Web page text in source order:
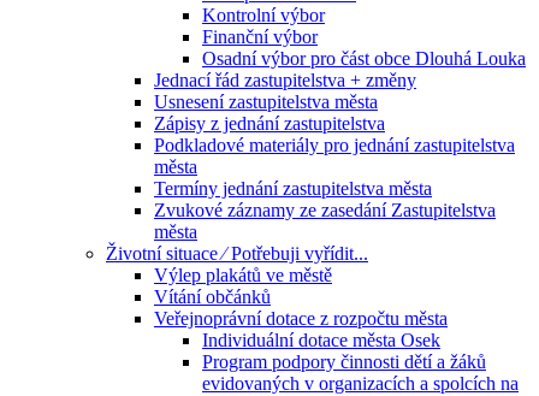
Kontrolní výbor
Finanční výbor
Osadní výbor pro část obce Dlouhá Louka
Jednací řád zastupitelstva + změny
Usnesení zastupitelstva města
Zápisy z jednání zastupitelstva
Podkladové materiály pro jednání zastupitelstva
města
Termíny jednání zastupitelstva města
Zvukové záznamy ze zasedání Zastupitelstva
města
Životní situace ⁄ Potřebuji vyřídit...
Výlep plakátů ve městě
Vítání občánků
Veřejnoprávní dotace z rozpočtu města
Individuální dotace města Osek
Program podpory činnosti dětí a žáků
evidovaných v organizacích a spolcích na